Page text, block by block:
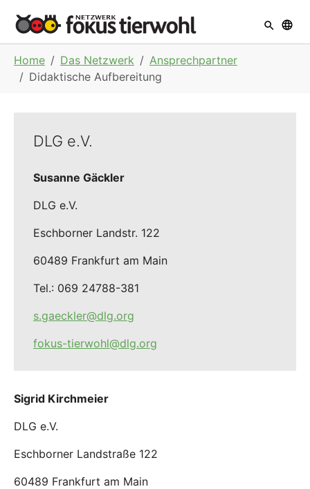
Home Das Netzwerk
Ansprechpartner
Didaktische Aufbereitung
DLG e.V.
Susanne Gäckler
DLG e.V.
Eschborner Landstr. 122
60489 Frankfurt am Main
Tel.: 069 24788-381
s.gaeckler@dlg.org
fokus-tierwohl@dlg.org
Sigrid Kirchmeier
DLG e.V.
Eschborner Landstraße 122
60489 Frankfurt am Main